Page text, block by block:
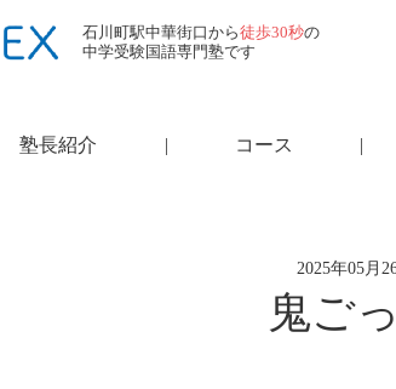
石川町駅中華街口から徒歩30秒の
中学受験国語専門塾です
塾長紹介 | コース |
2025年05月
鬼ご